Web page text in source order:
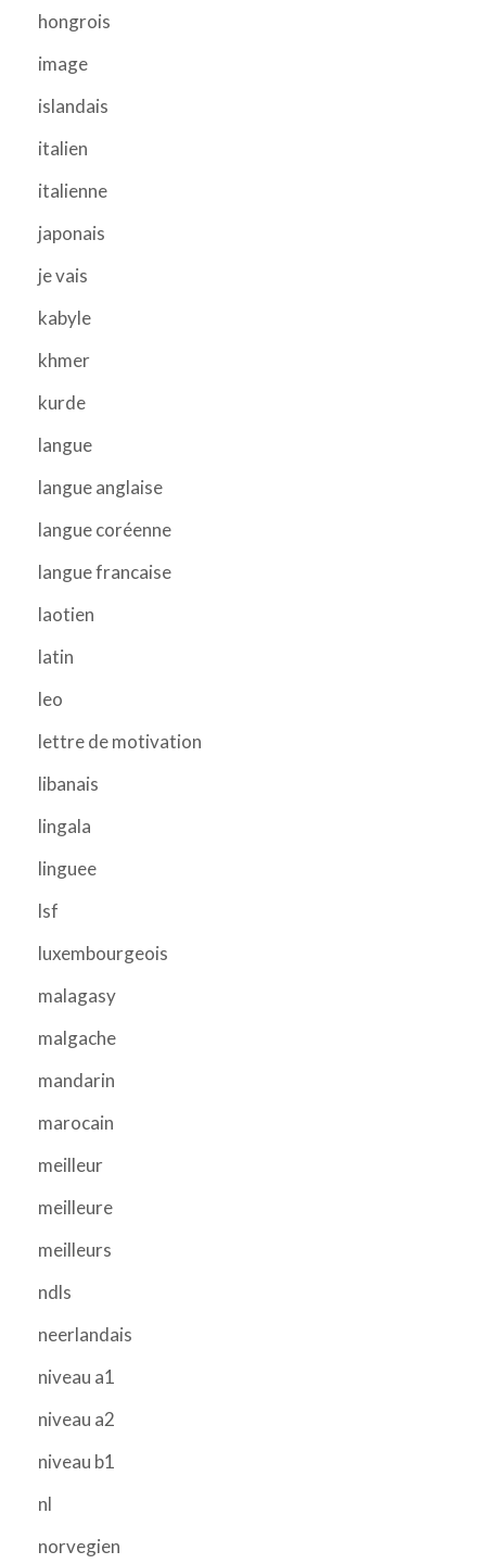
hongrois
image
islandais
italien
italienne
japonais
je vais
kabyle
khmer
kurde
langue
langue anglaise
langue coréenne
langue francaise
laotien
latin
leo
lettre de motivation
libanais
lingala
linguee
lsf
luxembourgeois
malagasy
malgache
mandarin
marocain
meilleur
meilleure
meilleurs
ndls
neerlandais
niveau a1
niveau a2
niveau b1
nl
norvegien